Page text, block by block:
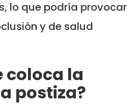
lo que podría provocar
y de salud
coloca la
postiza?